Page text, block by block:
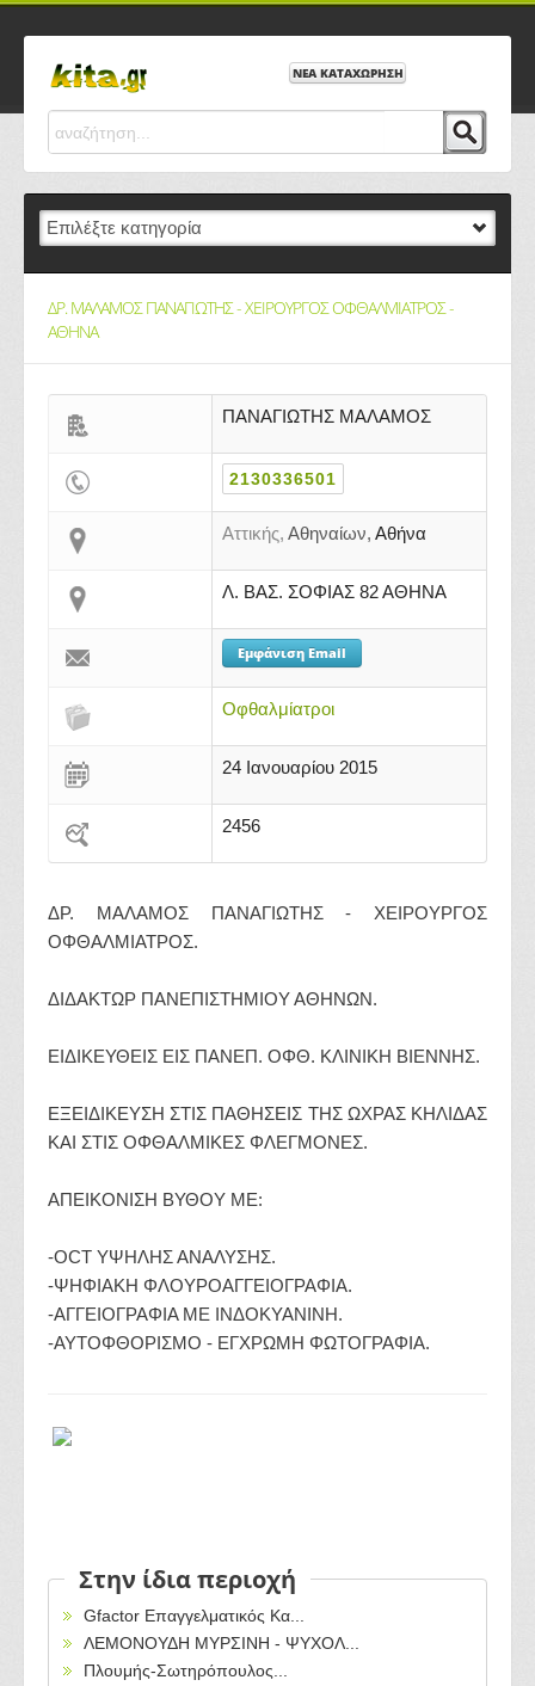
ΝΕΑ ΚΑΤΑΧΩΡΗΣΗ
ΔΡ. ΜΑΛΑΜΟΣ ΠΑΝΑΓΙΩΤΗΣ - ΧΕΙΡΟΥΡΓΟΣ ΟΦΘΑΛΜΙΑΤΡΟΣ -
ΑΘΗΝΑ
ΠΑΝΑΓΙΩΤΗΣ ΜΑΛΑΜΟΣ
2130336501
Αττικής, Αθηναίων, Αθήνα
Λ. ΒΑΣ. ΣΟΦΙΑΣ 82 ΑΘΗΝΑ
Εμφάνιση Email
Οφθαλμίατροι
24 Ιανουαρίου 2015
2456
ΔΡ. ΜΑΛΑΜΟΣ ΠΑΝΑΓΙΩΤΗΣ - ΧΕΙΡΟΥΡΓΟΣ
ΟΦΘΑΛΜΙΑΤΡΟΣ.
ΔΙΔΑΚΤΩΡ ΠΑΝΕΠΙΣΤΗΜΙΟΥ ΑΘΗΝΩΝ.
ΕΙΔΙΚΕΥΘΕΙΣ ΕΙΣ ΠΑΝΕΠ. ΟΦΘ. ΚΛΙΝΙΚΗ ΒΙΕΝΝΗΣ.
ΕΞΕΙΔΙΚΕΥΣΗ ΣΤΙΣ ΠΑΘΗΣΕΙΣ ΤΗΣ ΩΧΡΑΣ ΚΗΛΙΔΑΣ
ΚΑΙ ΣΤΙΣ ΟΦΘΑΛΜΙΚΕΣ ΦΛΕΓΜΟΝΕΣ.
ΑΠΕΙΚΟΝΙΣΗ ΒΥΘΟΥ ΜΕ:
-ΟCT ΥΨΗΛΗΣ ΑΝΑΛΥΣΗΣ.
-ΨΗΦΙΑΚΗ ΦΛΟΥΡΟΑΓΓΕΙΟΓΡΑΦΙΑ.
-ΑΓΓΕΙΟΓΡΑΦΙΑ ΜΕ ΙΝΔΟΚΥΑΝΙΝΗ.
-ΑΥΤΟΦΘΟΡΙΣΜΟ - ΕΓΧΡΩΜΗ ΦΩΤΟΓΡΑΦΙΑ.
Στην ίδια περιοχή
Gfactor Επαγγελματικός Κα...
ΛΕΜΟΝΟΥΔΗ ΜΥΡΣΙΝΗ - ΨΥΧΟΛ...
Πλουμής-Σωτηρόπουλος...